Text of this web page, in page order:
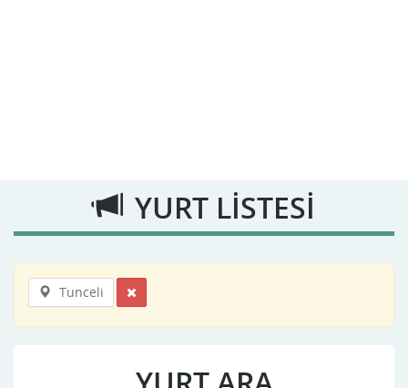
YURT LİSTESİ
Tunceli